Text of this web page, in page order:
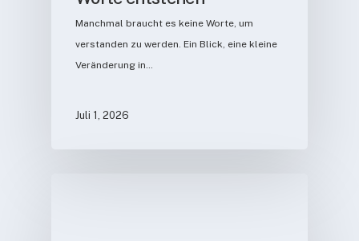
Manchmal braucht es keine Worte, um
verstanden zu werden. Ein Blick, eine kleine
Veränderung in…
Juli 1, 2026